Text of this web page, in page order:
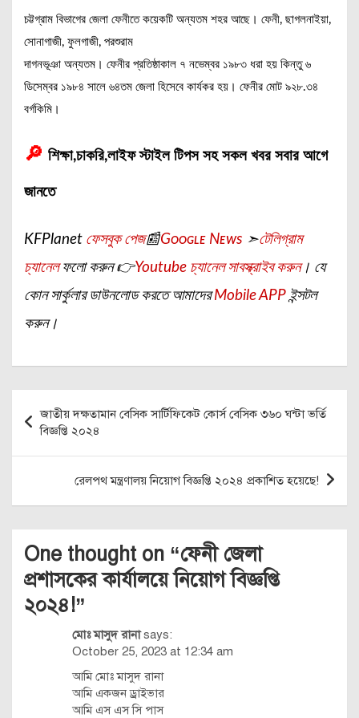
চট্টগ্রাম বিভাগের জেলা ফেনীতে কয়েকটি অন্যতম শহর আছে। ফেনী, ছাগলনাইয়া,
সোনাগাজী, ফুলগাজী, পরশুরাম
দাগনভূঞা অন্যতম। ফেনীর প্রতিষ্ঠাকাল ৭ নভেম্বর ১৯৮৩ ধরা হয় কিন্তু ৬
ডিসেম্বর ১৯৮৪ সালে ৬৪তম জেলা হিসেবে কার্যকর হয়। ফেনীর মোট ৯২৮.৩৪
বর্গকিমি।
🔎 শিক্ষা,চাকরি,লাইফ স্টাইল টিপস সহ সকল খবর সবার আগে
জানতে
KFPlanet ফেসবুক পেজ📰Gᴏᴏɢʟᴇ Nᴇᴡs ➣টেলিগ্রাম
চ্যানেলফলো করুন 👉Youtube চ্যানেল সাবস্ক্রাইব করুন। যে
কোন সার্কুলার ডাউনলোড করতে আমাদেরMobile APPইন্সটল
করুন।
navigation
জাতীয় দক্ষতামান বেসিক সার্টিফিকেট কোর্স বেসিক ৩৬০ ঘন্টা ভর্তি
বিজ্ঞপ্তি ২০২৪
রেলপথ মন্ত্রণালয় নিয়োগ বিজ্ঞপ্তি ২০২৪ প্রকাশিত হয়েছে!
One thought on “ফেনী জেলা
প্রশাসকের কার্যালয়ে নিয়োগ বিজ্ঞপ্তি
২০২৪!”
মোঃ মাসুদ রানা says:
October 25, 2023 at 12:34 am
আমি মোঃ মাসুদ রানা
আমি একজন ড্রাইভার
আমি এস এস সি পাস